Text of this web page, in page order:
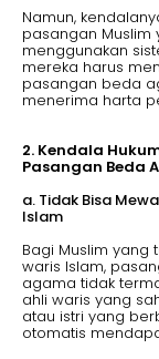
Namun,
pasangan Muslim
menggunakan
mereka harus
pasangan beda
menerima harta
2. Kendala
Pasangan Beda
a. Tidak Bisa
Islam
Bagi Muslim yang
waris Islam,
agama tidak
ahli waris yang
atau istri yang
otomatis